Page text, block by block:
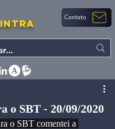
Contato
o SBT - 20/09/2020
o SBT comentei a